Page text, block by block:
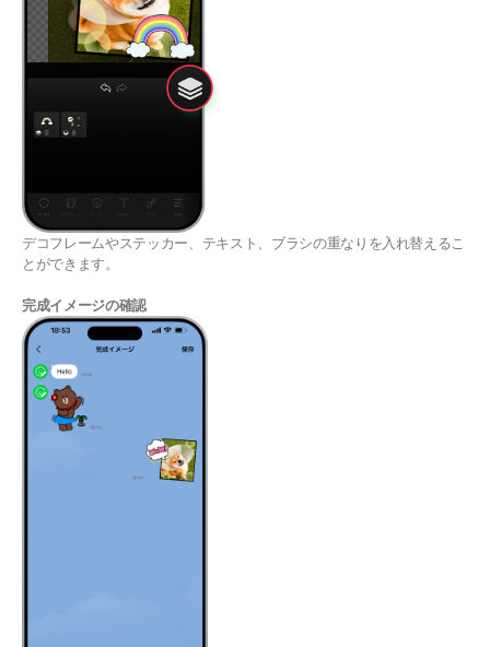
デコフレームやステッカー、テキスト、ブラシの重なりを入れ替えるこ
とができます。
完成イメージの確認